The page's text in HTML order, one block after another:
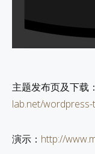
主题发布页及下载：
lab.net/
演示： http://